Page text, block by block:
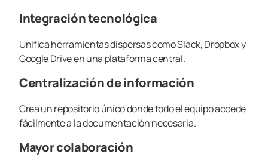
Integración tecnológica
Unifica herramientas dispersas como Slack, Dropbox y
Google Drive en una plataforma central.
Centralización de información
Crea un repositorio único donde todo el equipo accede
fácilmente a la documentación necesaria.
Mayor colaboración